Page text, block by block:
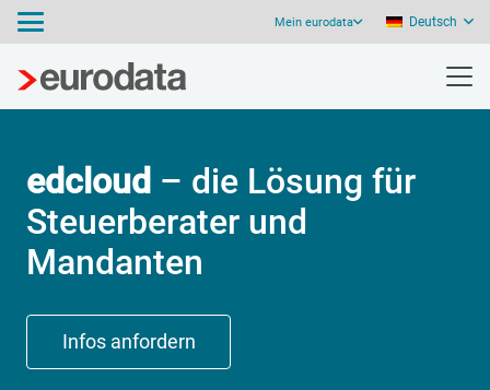
Mein eurodata Deutsch
edcloud – die Lösung für
Steuerberater und
Mandanten
Infos anfordern